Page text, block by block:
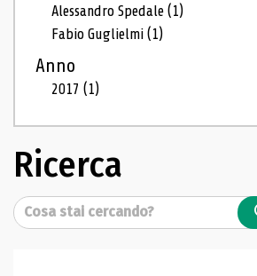
Alessandro Spedale(1)
Fabio Guglielmi(1)
Anno
2017(1)
Ricerca
Cerca